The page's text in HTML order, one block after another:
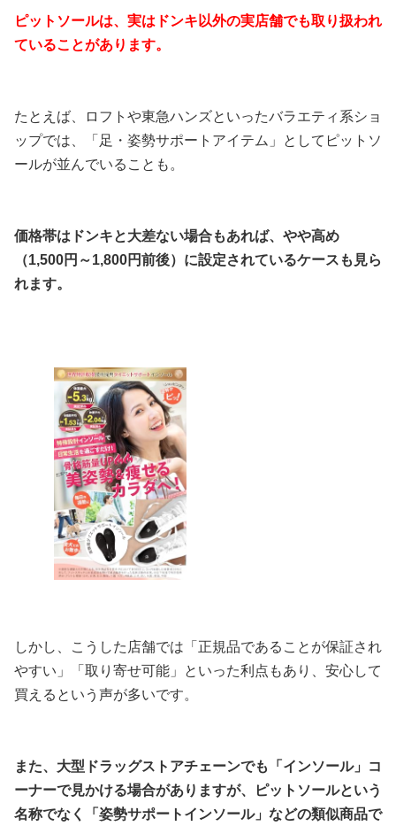
ピットソールは、実はドンキ以外の実店舗でも取り扱われ
ていることがあります。
たとえば、ロフトや東急ハンズといったバラエティ系ショ
ップでは、「足・姿勢サポートアイテム」としてピットソ
ールが並んでいることも。
価格帯はドンキと大差ない場合もあれば、やや高め
（1,500円～1,800円前後）に設定されているケースも見ら
れます。
しかし、こうした店舗では「正規品であることが保証され
やすい」「取り寄せ可能」といった利点もあり、安心して
買えるという声が多いです。
また、大型ドラッグストアチェーンでも「インソール」コ
ーナーで見かける場合がありますが、ピットソールという
名称でなく「姿勢サポートインソール」などの類似商品で